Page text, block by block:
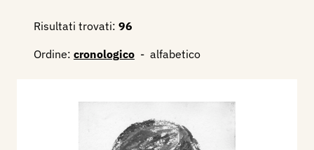
Risultati trovati: 96
Ordine: cronologico - alfabetico